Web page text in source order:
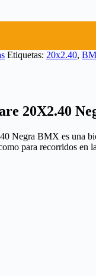
Etiquetas: 20x2.40,
20X2.40
Negra BMX es una
para recorridos en